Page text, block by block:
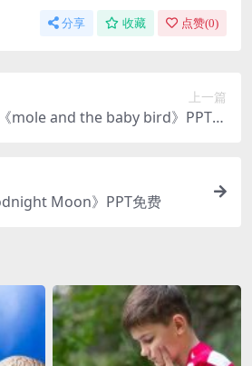
分享 收藏 点赞(0)
上一篇
mole and the baby bird》PPT免
Moon》PPT免费